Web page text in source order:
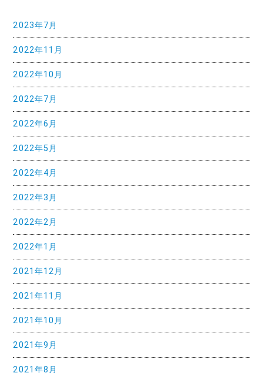
シ
ョ
ン
2023年7月
2022年11月
2022年10月
2022年7月
2022年6月
2022年5月
2022年4月
2022年3月
2022年2月
2022年1月
2021年12月
2021年11月
2021年10月
2021年9月
2021年8月